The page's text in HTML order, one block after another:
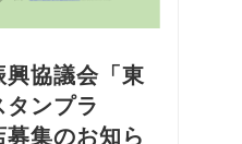
協議会「東
タンプラ
募集のお知ら